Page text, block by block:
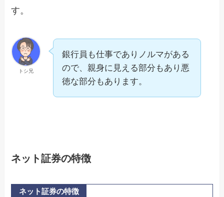
す。
トシ兄
銀行員も仕事でありノルマがある
ので、親身に見える部分もあり悪
徳な部分もあります。
ネット証券の特徴
ネット証券の特徴